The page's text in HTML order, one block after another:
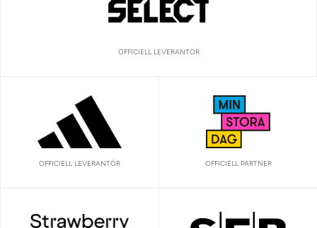
OFFICIELL LEVERANTÖR
OFFICIELL LEVERANTÖR OFFICIELL PARTNER